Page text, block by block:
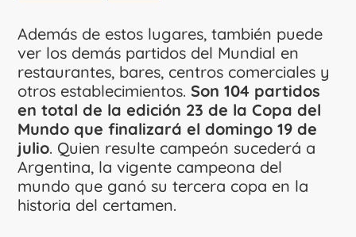
Además de estos lugares, también puede
ver los demás partidos del Mundial en
restaurantes, bares, centros comerciales y
otros establecimientos.Son 104 partidos
en total de la edición 23 de la Copa del
Mundo que finalizará el domingo 19 de
julio. Quien resulte campeón sucederá a
Argentina, la vigente campeona del
mundo que ganó su tercera copa en la
historia del certamen.